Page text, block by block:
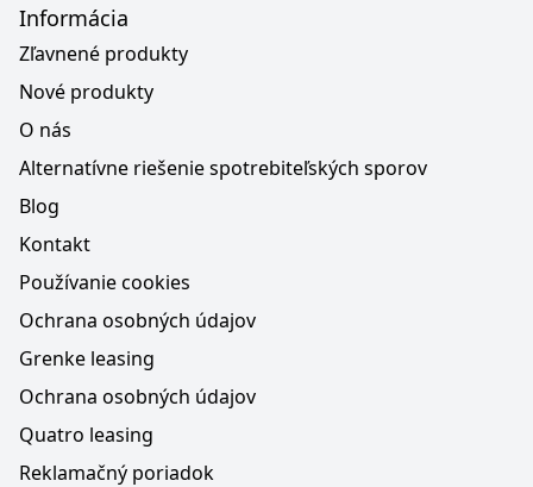
Informácia
Zľavnené produkty
Nové produkty
O nás
Alternatívne riešenie spotrebiteľských sporov
Blog
Kontakt
Používanie cookies
Ochrana osobných údajov
Grenke leasing
Ochrana osobných údajov
Quatro leasing
Reklamačný poriadok